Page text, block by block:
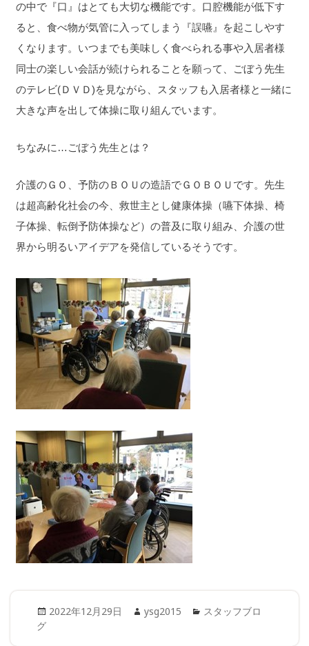
の中で『口』はとても大切な機能です。口腔機能が低下す
ると、食べ物が気管に入ってしまう『誤嚥』を起こしやす
くなります。いつまでも美味しく食べられる事や入居者様
同士の楽しい会話が続けられることを願って、ごぼう先生
のテレビ(ＤＶＤ)を見ながら、スタッフも入居者様と一緒に
大きな声を出して体操に取り組んでいます。
ちなみに…ごぼう先生とは？
介護のＧＯ、予防のＢＯＵの造語でＧＯＢＯＵです。先生
は超高齢化社会の今、救世主とし健康体操（嚥下体操、椅
子体操、転倒予防体操など）の普及に取り組み、介護の世
界から明るいアイデアを発信しているそうです。
Posted
2022年12月29日 Author
ysg2015 Categories
スタッフブロ
グ